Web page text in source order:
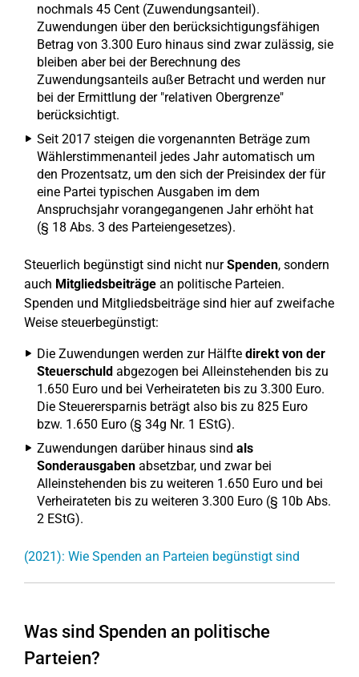
nochmals 45 Cent (Zuwendungsanteil).
Zuwendungen über den berücksichtigungsfähigen
Betrag von 3.300 Euro hinaus sind zwar zulässig, sie
bleiben aber bei der Berechnung des
Zuwendungsanteils außer Betracht und werden nur
bei der Ermittlung der "relativen Obergrenze"
berücksichtigt.
Seit 2017 steigen die vorgenannten Beträge zum
Wählerstimmenanteil jedes Jahr automatisch um
den Prozentsatz, um den sich der Preisindex der für
eine Partei typischen Ausgaben im dem
Anspruchsjahr vorangegangenen Jahr erhöht hat
(§ 18 Abs. 3 des Parteiengesetzes).
Steuerlich begünstigt sind nicht nurSpenden, sondern
auch Mitgliedsbeiträge an politische Parteien.
Spenden und Mitgliedsbeiträge sind hier auf zweifache
Weise steuerbegünstigt:
Die Zuwendungen werden zur Hälfte direkt von der
Steuerschuld abgezogen bei Alleinstehenden bis zu
1.650 Euro und bei Verheirateten bis zu 3.300 Euro.
Die Steuerersparnis beträgt also bis zu 825 Euro
bzw. 1.650 Euro (§ 34g Nr. 1 EStG).
Zuwendungen darüber hinaus sind als
Sonderausgaben absetzbar, und zwar bei
Alleinstehenden bis zu weiteren 1.650 Euro und bei
Verheirateten bis zu weiteren 3.300 Euro (§ 10b Abs.
2 EStG).
(2021): Wie Spenden an Parteien begünstigt sind
Was sind Spenden an politische
Parteien?